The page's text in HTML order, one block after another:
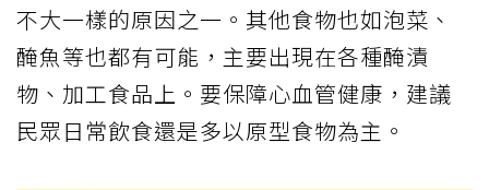
不大一樣的原因之一。其他食物也如泡菜、
醃魚等也都有可能，主要出現在各種醃漬
物、加工食品上。要保障心血管健康，建議
民眾日常飲食還是多以原型食物為主。